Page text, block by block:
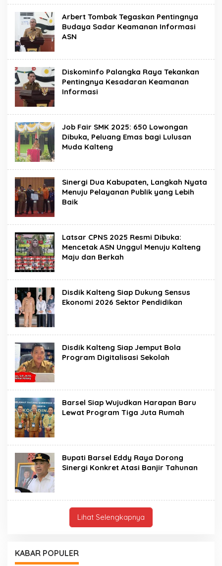
Arbert Tombak Tegaskan Pentingnya
Budaya Sadar Keamanan Informasi
ASN
Diskominfo Palangka Raya Tekankan
Pentingnya Kesadaran Keamanan
Informasi
Job Fair SMK 2025: 650 Lowongan
Dibuka, Peluang Emas bagi Lulusan
Muda Kalteng
Sinergi Dua Kabupaten, Langkah Nyata
Menuju Pelayanan Publik yang Lebih
Baik
Latsar CPNS 2025 Resmi Dibuka:
Mencetak ASN Unggul Menuju Kalteng
Maju dan Berkah
Disdik Kalteng Siap Dukung Sensus
Ekonomi 2026 Sektor Pendidikan
Disdik Kalteng Siap Jemput Bola
Program Digitalisasi Sekolah
Barsel Siap Wujudkan Harapan Baru
Lewat Program Tiga Juta Rumah
Bupati Barsel Eddy Raya Dorong
Sinergi Konkret Atasi Banjir Tahunan
Lihat Selengkapnya
KABAR POPULER